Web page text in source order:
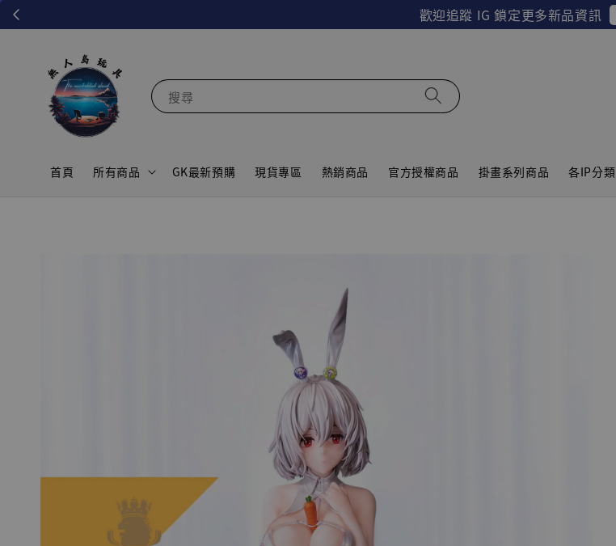
歡迎追蹤 IG 鎖定更多新品資訊
搜尋
首頁 所有商品 GK最新預購 現貨專區 熱銷商品 官方授權商品 掛畫系列商品 各IP分類